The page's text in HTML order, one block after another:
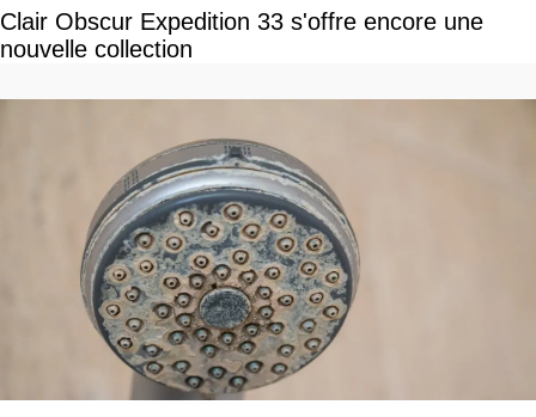
Clair Obscur Expedition 33 s'offre encore une
nouvelle collection